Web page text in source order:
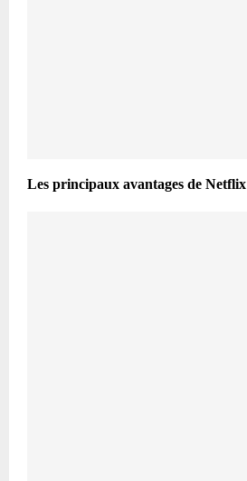
Les principaux avantages de Netflix